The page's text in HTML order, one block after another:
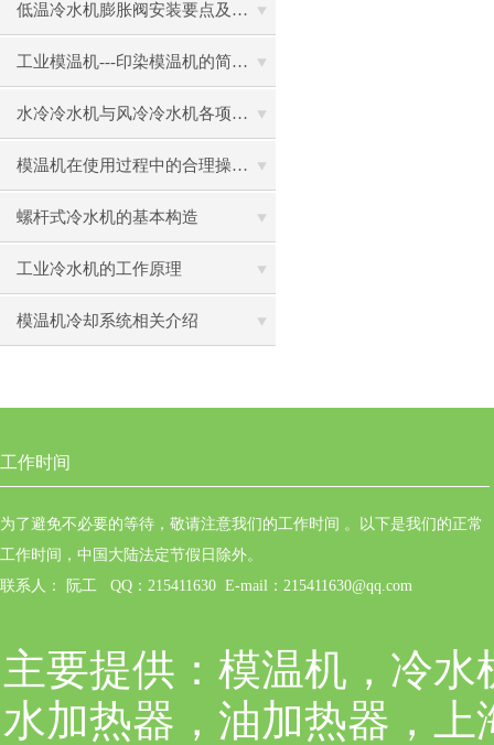
低温冷水机膨胀阀安装要点及注意事项
工业模温机---印染模温机的简单介绍
水冷冷水机与风冷冷水机各项指标对比
模温机在使用过程中的合理操作及注意事项
螺杆式冷水机的基本构造
工业冷水机的工作原理
模温机冷却系统相关介绍
工作时间
为了避免不必要的等待，敬请注意我们的工作时间 。以下是我们的正常
工作时间，中国大陆法定节假日除外。
联系人： 阮工 QQ：215411630 E-mail：215411630@qq.com
主要提供： 模温机，冷水
水加热器，油加热器，